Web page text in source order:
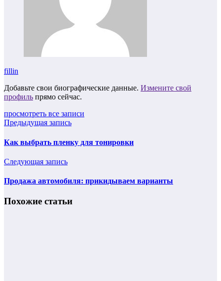
fillin
Добавьте свои биографические данные. Измените свой
профиль прямо сейчас.
просмотреть все записи
Предыдущая запись
Как выбрать пленку для тонировки
Следующая запись
Продажа автомобиля: прикидываем варианты
Похожие статьи